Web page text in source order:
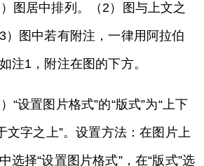
图居中排列。（2）图与上文之
）图中若有附注，一律用阿拉伯
注1，附注在图的下方。
“设置图片格式”的“版式”为“上下
文字之上”。设置方法：在图片上
选择“设置图片格式”，在“版式”选